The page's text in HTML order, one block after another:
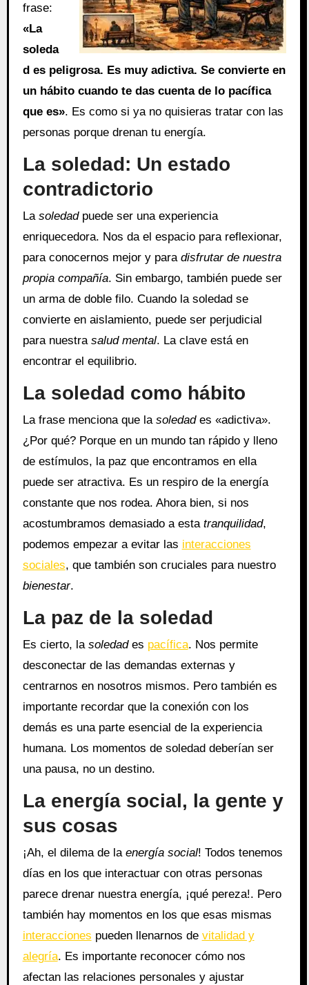
frase:
«La
soleda
d es peligrosa. Es muy adictiva. Se convierte en
un hábito cuando te das cuenta de lo pacífica
que es». Es como si ya no quisieras tratar con las
personas porque drenan tu energía.
La soledad: Un estado
contradictorio
La soledadpuede ser una experiencia
enriquecedora. Nos da el espacio para reflexionar,
para conocernos mejor y para disfrutar de nuestra
propia compañía. Sin embargo, también puede ser
un arma de doble filo. Cuando la soledad se
convierte en aislamiento, puede ser perjudicial
para nuestra salud mental. La clave está en
encontrar el equilibrio.
La soledad como hábito
La frase menciona que la soledades «adictiva».
¿Por qué? Porque en un mundo tan rápido y lleno
de estímulos, la paz que encontramos en ella
puede ser atractiva. Es un respiro de la energía
constante que nos rodea. Ahora bien, si nos
acostumbramos demasiado a esta tranquilidad,
podemos empezar a evitar las interacciones
sociales, que también son cruciales para nuestro
bienestar.
La paz de la soledad
Es cierto, la soledades pacífica. Nos permite
desconectar de las demandas externas y
centrarnos en nosotros mismos. Pero también es
importante recordar que la conexión con los
demás es una parte esencial de la experiencia
humana. Los momentos de soledad deberían ser
una pausa, no un destino.
La energía social, la gente y
sus cosas
¡Ah, el dilema de la energía social! Todos tenemos
días en los que interactuar con otras personas
parece drenar nuestra energía, ¡qué pereza!. Pero
también hay momentos en los que esas mismas
interacciones pueden llenarnos de vitalidad y
alegría. Es importante reconocer cómo nos
afectan las relaciones personales y ajustar